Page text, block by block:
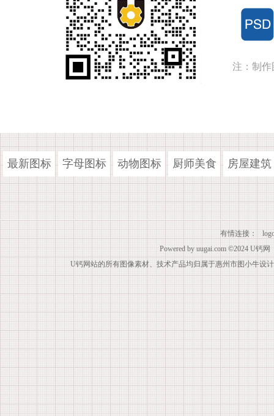
注：制作
最新图标 字母图标 动物图标 厨师美食 房屋建筑
有情连接：
Powered by uugai.com ©2024 U钙网
U钙网站的所有图像素材、技术产品均归属于惠州市图小牛设